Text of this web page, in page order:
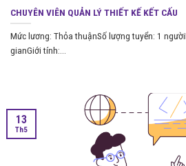
CHUYÊN VIÊN QUẢN LÝ THIẾT KẾ KẾT CẤU
Mức lương: Thỏa thuậnSố lượng tuyển: 1
gianGiới tính:...
13
Th5